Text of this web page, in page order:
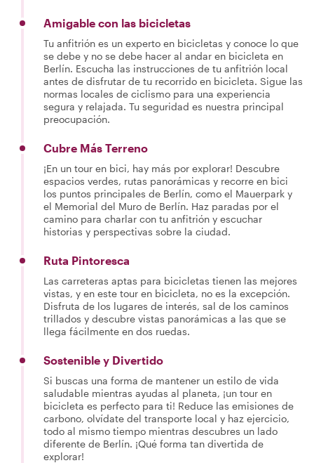
Amigable con las bicicletas
Tu anfitrión es un experto en bicicletas y conoce lo que
se debe y no se debe hacer al andar en bicicleta en
Berlín. Escucha las instrucciones de tu anfitrión local
antes de disfrutar de tu recorrido en bicicleta. Sigue las
normas locales de ciclismo para una experiencia
segura y relajada. Tu seguridad es nuestra principal
preocupación.
Cubre Más Terreno
¡En un tour en bici, hay más por explorar! Descubre
espacios verdes, rutas panorámicas y recorre en bici
los puntos principales de Berlín, como el Mauerpark y
el Memorial del Muro de Berlín. Haz paradas por el
camino para charlar con tu anfitrión y escuchar
historias y perspectivas sobre la ciudad.
Ruta Pintoresca
Las carreteras aptas para bicicletas tienen las mejores
vistas, y en este tour en bicicleta, no es la excepción.
Disfruta de los lugares de interés, sal de los caminos
trillados y descubre vistas panorámicas a las que se
llega fácilmente en dos ruedas.
Sostenible y Divertido
Si buscas una forma de mantener un estilo de vida
saludable mientras ayudas al planeta, ¡un tour en
bicicleta es perfecto para ti! Reduce las emisiones de
carbono, olvídate del transporte local y haz ejercicio,
todo al mismo tiempo mientras descubres un lado
diferente de Berlín. ¡Qué forma tan divertida de
explorar!